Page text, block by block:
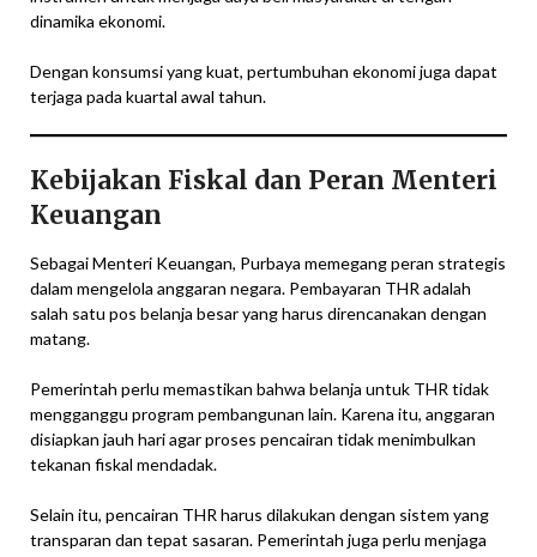
dinamika ekonomi.
Dengan konsumsi yang kuat, pertumbuhan ekonomi juga dapat
terjaga pada kuartal awal tahun.
Kebijakan Fiskal dan Peran Menteri
Keuangan
Sebagai Menteri Keuangan, Purbaya memegang peran strategis
dalam mengelola anggaran negara. Pembayaran THR adalah
salah satu pos belanja besar yang harus direncanakan dengan
matang.
Pemerintah perlu memastikan bahwa belanja untuk THR tidak
mengganggu program pembangunan lain. Karena itu, anggaran
disiapkan jauh hari agar proses pencairan tidak menimbulkan
tekanan fiskal mendadak.
Selain itu, pencairan THR harus dilakukan dengan sistem yang
transparan dan tepat sasaran. Pemerintah juga perlu menjaga